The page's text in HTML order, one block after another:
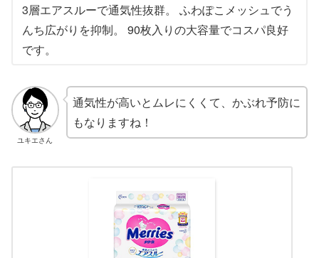
3層エアスルーで通気性抜群。 ふわぽこメッシュでう
んち広がりを抑制。 90枚入りの大容量でコスパ良好
です。
ユキエさん
通気性が高いとムレにくくて、かぶれ予防に
もなりますね！